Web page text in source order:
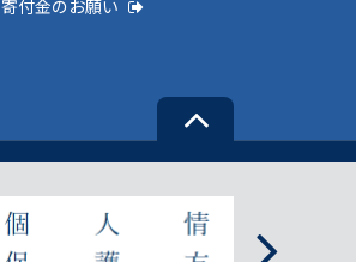
寄付金のお願い